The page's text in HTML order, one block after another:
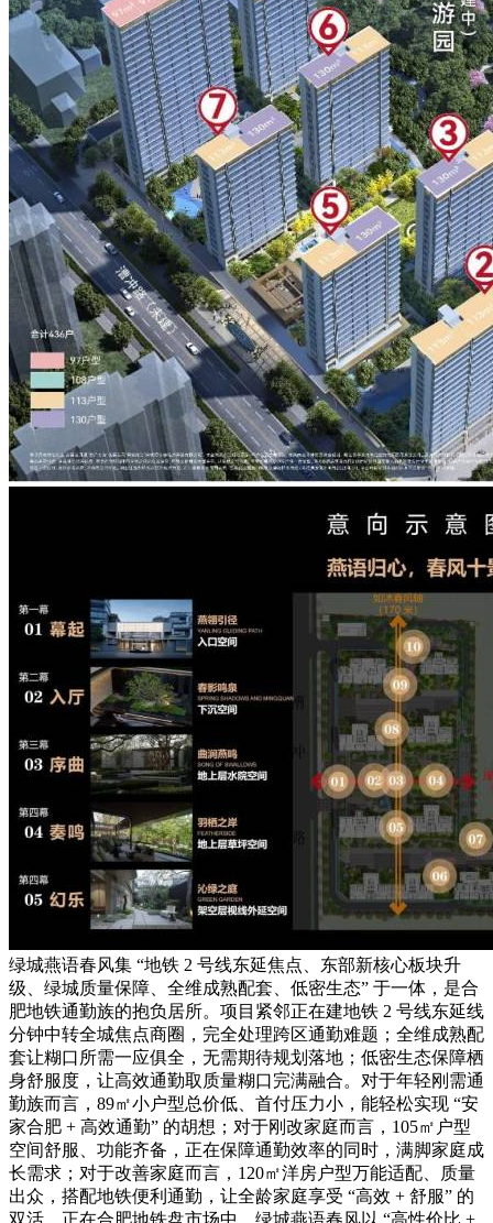
绿城燕语春风集 “地铁 2 号线东延焦点、东部新核心板块升
级、绿城质量保障、全维成熟配套、低密生态” 于一体，是合
肥地铁通勤族的抱负居所。项目紧邻正在建地铁 2 号线东延线
分钟中转全城焦点商圈，完全处理跨区通勤难题；全维成熟配
套让糊口所需一应俱全，无需期待规划落地；低密生态保障栖
身舒服度，让高效通勤取质量糊口完满融合。对于年轻刚需通
勤族而言，89㎡小户型总价低、首付压力小，能轻松实现 “安
家合肥 + 高效通勤” 的胡想；对于刚改家庭而言，105㎡户型
空间舒服、功能齐备，正在保障通勤效率的同时，满脚家庭成
长需求；对于改善家庭而言，120㎡洋房户型万能适配、质量
出众，搭配地铁便利通勤，让全龄家庭享受 “高效 + 舒服” 的
双活。正在合肥地铁盘市场中，绿城燕语春风以 “高性价比 +